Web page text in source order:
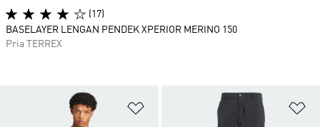
Tambahkan ke Wishlist
(17)
BASELAYER LENGAN PENDEK XPERIOR MERINO 150
Pria TERREX